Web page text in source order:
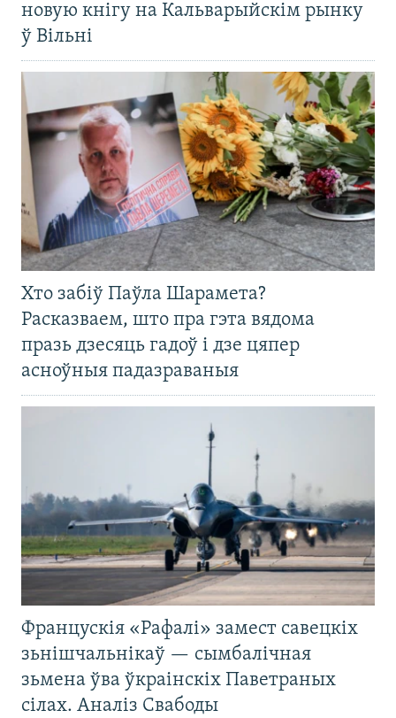
новую кнігу на Кальварыйскім рынку
ў Вільні
Хто забіў Паўла Шарамета?
Расказваем, што пра гэта вядома
празь дзесяць гадоў і дзе цяпер
асноўныя падазраваныя
Францускія «Рафалі» замест савецкіх
зьнішчальнікаў — сымбалічная
зьмена ўва ўкраінскіх Паветраных
сілах. Аналіз Свабоды